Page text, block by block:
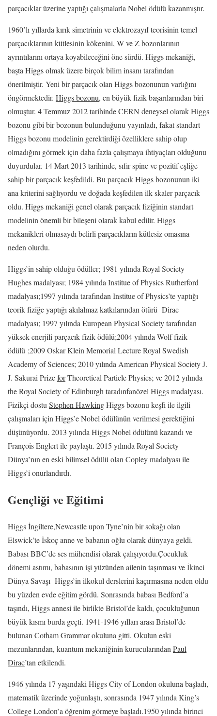
parçacıklar üzerine yaptığı çalışmalarla Nobel ödülü kazanmıştır.
1960’lı yıllarda kırık simetrinin ve elektrozayıf teorisinin temel
parçacıklarının kütlesinin kökenini, W ve Z bozonlarının
ayrıntılarını ortaya koyabileceğini öne sürdü. Higgs mekaniği,
başta Higgs olmak üzere birçok bilim insanı tarafından
önerilmiştir. Yeni bir parçacık olan Higgs bozonunun varlığını
öngörmektedir. Higgs bozonu, en büyük fizik başarılarından biri
olmuştur. 4 Temmuz 2012 tarihinde CERN deneysel olarak Higgs
bozonu gibi bir bozonun bulunduğunu yayınladı, fakat standart
Higgs bozonu modelinin gerektirdiği özelliklere sahip olup
olmadığını görmek için daha fazla çalışmaya ihtiyaçları olduğunu
duyurdular. 14 Mart 2013 tarihinde, sıfır spine ve pozitif eşliğe
sahip bir parçacık keşfedildi. Bu parçacık Higgs bozonunun iki
ana kriterini sağlıyordu ve doğada keşfedilen ilk skaler parçacık
oldu. Higgs mekaniği genel olarak parçacık fiziğinin standart
modelinin önemli bir bileşeni olarak kabul edilir. Higgs
mekanikleri olmasaydı belirli parçacıkların kütlesiz omasına
neden olurdu.
Higgs’in sahip olduğu ödüller; 1981 yılında Royal Society
Hughes madalyası; 1984 yılında Institue of Physics Rutherford
madalyası;1997 yılında tarafından Institue of Physics’te yaptığı
teorik fiziğe yaptığı akılalmaz katkılarından ötürü Dirac
madalyası; 1997 yılında European Physical Society tarafından
yüksek enerjili parçacık fizik ödülü;2004 yılında Wolf fizik
ödülü ;2009 Oskar Klein Memorial Lecture Royal Swedish
Academy of Sciences; 2010 yılında American Physical Society J.
J. Sakurai PrizeforTheoretical Particle Physics; ve 2012 yılında
the Royal Society of Edinburgh taradınfanözel Higgs madalyası.
Fizikçi dostu Stephen HawkingHiggs bozonu keşfi ile ilgili
çalışmaları için Higgs’e Nobel ödülünün verilmesi gerektiğini
düşünüyordu. 2013 yılında Higgs Nobel ödülünü kazandı ve
François Englert ile paylaştı. 2015 yılında Royal Society
Dünya’nın en eski bilimsel ödülü olan Copley madalyası ile
Higgs’i onurlandırdı.
Gençliği ve Eğitimi
Higgs İngiltere,Newcastle upon Tyne’nin bir sokağı olan
Elswick’te İskoç anne ve babanın oğlu olarak dünyaya geldi.
Babası BBC’de ses mühendisi olarak çalışıyordu.Çocukluk
dönemi astımı, babasının işi yüzünden ailenin taşınması ve İkinci
Dünya Savaşı Higgs’in ilkokul derslerini kaçırmasına neden oldu
bu yüzden evde eğitim gördü. Sonrasında babası Bedford’a
taşındı, Higgs annesi ile birlikte Bristol’de kaldı, çocukluğunun
büyük kısmı burda geçti. 1941-1946 yılları arası Bristol’de
bulunan Cotham Grammar okuluna gitti. Okulun eski
mezunlarından, kuantum mekaniğinin kurucularından Paul
Dirac’tan etkilendi.
1946 yılında 17 yaşındaki Higgs City of London okuluna başladı,
matematik üzerinde yoğunlaştı, sonrasında 1947 yılında King’s
College London’a öğrenim görmeye başladı.1950 yılında birinci